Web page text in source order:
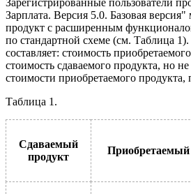
Зарегистрированные пользователи
Зарплата. Версия 5.0. Базовая версия"
продукт с расширенным
по стандартной схеме (см. Таблица
составляет: стоимость
стоимость сдаваемого продукта, но
стоимости приобретаемого продукта,
Таблица 1.
Сдаваемый
продукт
Приобретаемый